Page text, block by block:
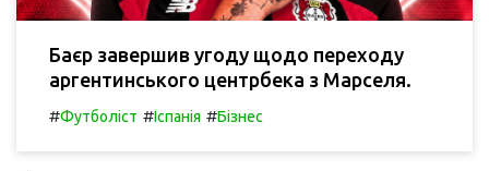
Баєр завершив угоду щодо переходу
аргентинського центрбека з Марселя.
#Футболіст #Іспанія #Бізнес